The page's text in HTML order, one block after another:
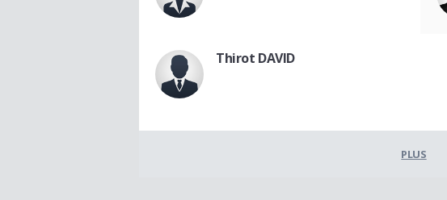
Thirot DAVID
PLUS